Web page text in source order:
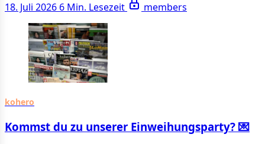
18. Juli 2026 6 Min. Lesezeit members
kohero
Kommst du zu unserer Einweihungsparty? 💌